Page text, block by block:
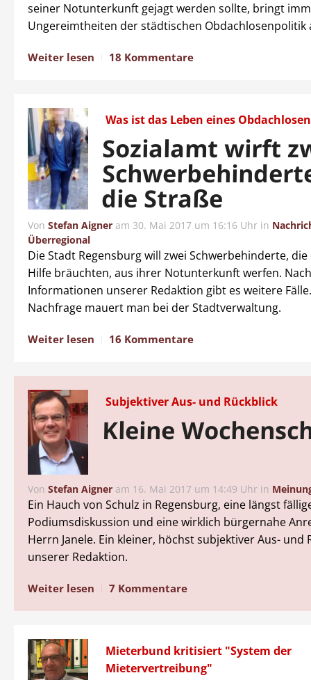
seiner Notunterkunft gejagt werden sollte, bringt
Ungereimtheiten der städtischen Obdachlosenpolitik
Weiter lesen 18 Kommentare
Was ist das Leben eines
Sozialamt wirft
die Straße
Von Stefan Aigner am 30. Mai 2017 um 16:16 Uhr in
Überregional
Die Stadt Regensburg will zwei Schwerbehinderte,
Hilfe bräuchten, aus ihrer Notunterkunft werfen. Nach
Informationen unserer Redaktion gibt es weitere
Nachfrage mauert man bei der Stadtverwaltung.
Weiter lesen 16 Kommentare
Subjektiver Aus- und Rückblick
Kleine
Von Stefan Aigner am 16. Mai 2017 um 14:49 Uhr in
Ein Hauch von Schulz in Regensburg, eine längst
Podiumsdiskussion und eine wirklich bürgernahe
Herrn Janele. Ein kleiner, höchst subjektiver Aus- und
unserer Redaktion.
Weiter lesen 7 Kommentare
Mieterbund kritisiert "System der
Mietervertreibung"